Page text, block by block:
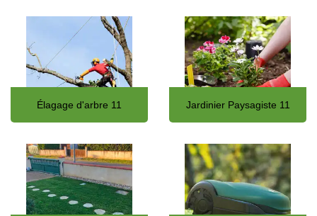
Élagage d'arbre 11 Jardinier Paysagiste 11